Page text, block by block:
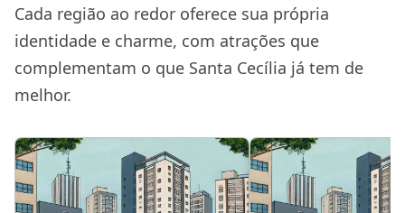
Cada região ao redor oferece sua própria
identidade e charme, com atrações que
complementam o que Santa Cecília já tem de
melhor.